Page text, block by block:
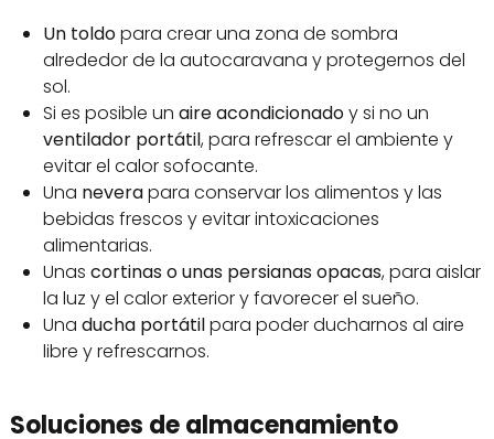
Un toldopara crear una zona de sombra
alrededor de la autocaravana y protegernos del
sol.
Si es posible un aire acondicionadoy si no un
ventilador portátil, para refrescar el ambiente y
evitar el calor sofocante.
Una neverapara conservar los alimentos y las
bebidas frescos y evitar intoxicaciones
alimentarias.
Unas cortinas o unas persianas opacas, para aislar
la luz y el calor exterior y favorecer el sueño.
Una ducha portátilpara poder ducharnos al aire
libre y refrescarnos.
Soluciones de almacenamiento